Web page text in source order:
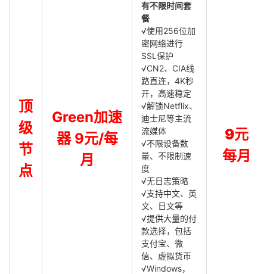
顶
级
节
点
Green加速
器 9元/每
月
有不限时间套
餐
√使用256位加
密网络进行
SSL保护
√CN2、CIA线
路直连，4K秒
开，高速稳定
√解锁Netflix、
迪士尼等主流
流媒体
√不限设备数
量、不限制速
度
√无日志策略
√支持中文、英
文、日文等
√提供大量的付
款选择，包括
支付宝、微
信、虚拟货币
√Windows，
9元
每月